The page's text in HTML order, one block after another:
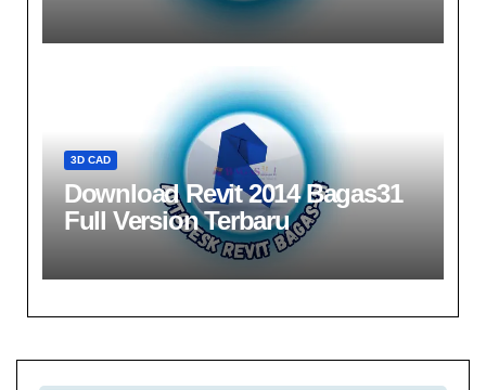
3D CAD
Download Revit 2014 Bagas31​
Full Version Terbaru